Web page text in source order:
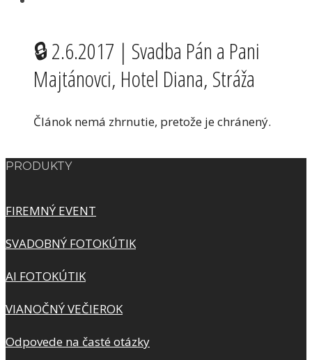
🔒 2.6.2017 | Svadba Pán a Pani
Majtánovci, Hotel Diana, Stráža
Článok nemá zhrnutie, pretože je chránený.
PRODUKTY
FIREMNÝ EVENT
SVADOBNÝ FOTOKÚTIK
AI FOTOKÚTIK
VIANOČNÝ VEČIEROK
Odpovede na časté otázky